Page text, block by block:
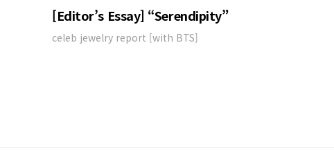
[Editor’s Essay] “Serendipity”
celeb jewelry report [with BTS]